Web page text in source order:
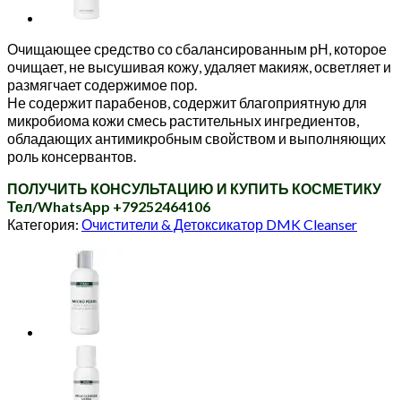
Очищающее средство со сбалансированным рН, которое
очищает, не высушивая кожу, удаляет макияж, осветляет и
размягчает содержимое пор.
Не содержит парабенов, содержит благоприятную для
микробиома кожи смесь растительных ингредиентов,
обладающих антимикробным свойством и выполняющих
роль консервантов.
ПОЛУЧИТЬ КОНСУЛЬТАЦИЮ И КУПИТЬ КОСМЕТИКУ
Тел/WhatsApp +79252464106
Категория: Очистители & Детоксикатор DMK Cleanser